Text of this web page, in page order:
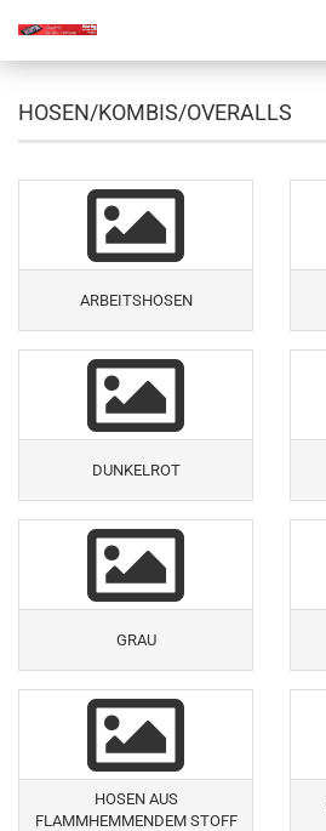
HOSEN/KOMBIS/OVERALLS
ARBEITSHOSEN
DUNKELROT
GRAU
HOSEN AUS
FLAMMHEMMENDEM STOFF